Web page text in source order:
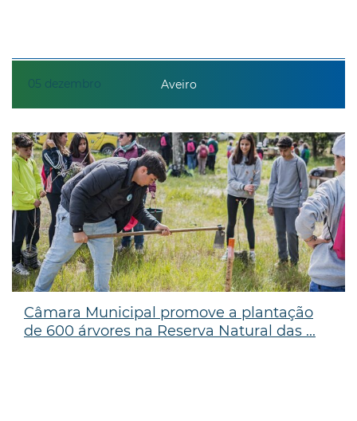
05 dezembro Aveiro
Câmara Municipal promove a plantação
de 600 árvores na Reserva Natural das ...